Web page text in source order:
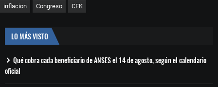
inflacion Congreso CFK
LO MÁS VISTO
Qué cobra cada beneficiario de ANSES el 14 de agosto, según el calendario
oficial